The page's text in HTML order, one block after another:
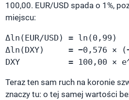
100,00. EUR/USD spada o 1%,
miejscu:
Δln(EUR/USD) =
Δln(DXY)     = −0,576 ×
DXY          = 100,00 ×
Teraz ten sam ruch na koronie
znaczy tu: o tej samej wartości